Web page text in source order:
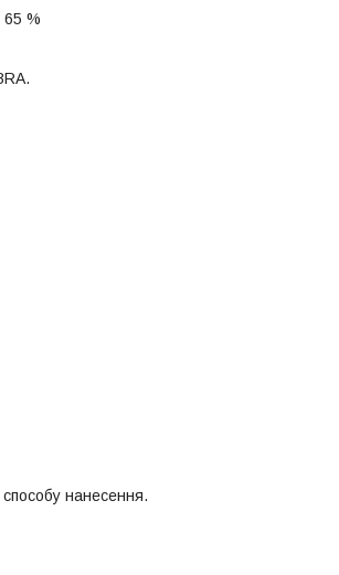
65 %
нанесення.